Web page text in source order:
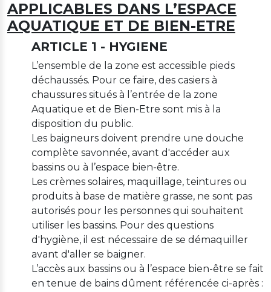
APPLICABLES DANS L’ESPACE
AQUATIQUE ET DE BIEN-ETRE
ARTICLE 1 - HYGIENE
L’ensemble de la zone est accessible pieds
déchaussés. Pour ce faire, des casiers à
chaussures situés à l’entrée de la zone
Aquatique et de Bien-Etre sont mis à la
disposition du public.
Les baigneurs doivent prendre une douche
complète savonnée, avant d'accéder aux
bassins ou à l’espace bien-être.
Les crèmes solaires, maquillage, teintures ou
produits à base de matière grasse, ne sont pas
autorisés pour les personnes qui souhaitent
utiliser les bassins. Pour des questions
d'hygiène, il est nécessaire de se démaquiller
avant d'aller se baigner.
L’accès aux bassins ou à l’espace bien-être se fait
en tenue de bains dûment référencée ci-après :